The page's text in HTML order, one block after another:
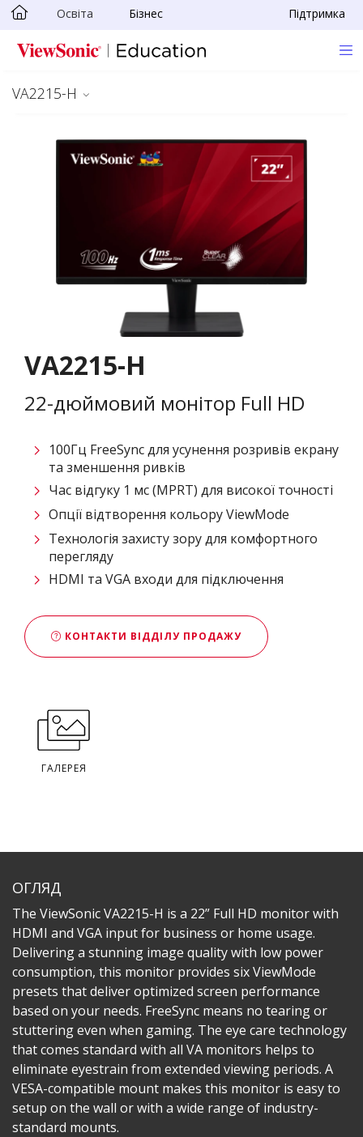
Skip to main content
Освіта Бізнес Підтримка
VA2215-H
VA2215-H
22-дюймовий монітор Full HD
100Гц FreeSync для усунення розривів екрану
та зменшення ривків
Час відгуку 1 мс (MPRT) для високої точності
Опції відтворення кольору ViewMode
Технологія захисту зору для комфортного
перегляду
HDMI та VGA входи для підключення
КОНТАКТИ ВІДДІЛУ ПРОДАЖУ
ГАЛЕРЕЯ
ОГЛЯД
The ViewSonic VA2215-H is a 22” Full HD monitor with
HDMI and VGA input for business or home usage.
Delivering a stunning image quality with low power
consumption, this monitor provides six ViewMode
presets that deliver optimized screen performance
based on your needs. FreeSync means no tearing or
stuttering even when gaming. The eye care technology
that comes standard with all VA monitors helps to
eliminate eyestrain from extended viewing periods. A
VESA-compatible mount makes this monitor is easy to
setup on the wall or with a wide range of industry-
standard mounts.